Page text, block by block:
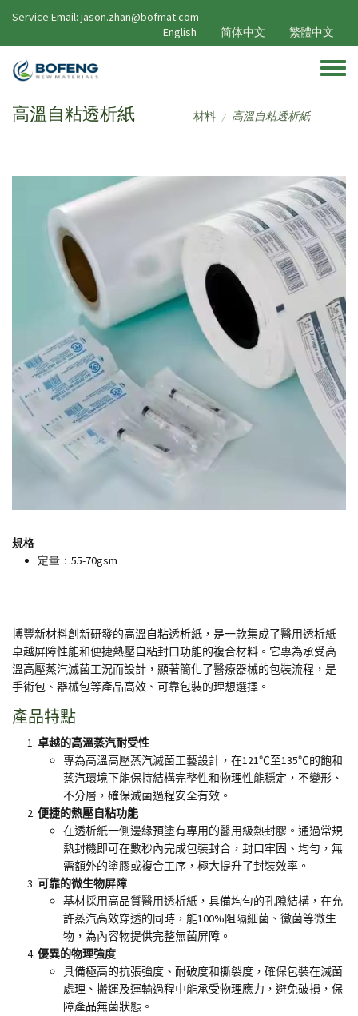
Service Email: jason.zhan@bofmat.com
English
简体中文 繁體中文
Toggle
高溫自粘透析紙 材料 / 高溫自粘透析紙
規格
定量：55-70gsm
博豐新材料創新研發的高溫自粘透析紙，是一款集成了醫用透析紙
卓越屏障性能和便捷熱壓自粘封口功能的複合材料。它專為承受高
溫高壓蒸汽滅菌工況而設計，顯著簡化了醫療器械的包裝流程，是
手術包、器械包等產品高效、可靠包裝的理想選擇。
產品特點
卓越的高溫蒸汽耐受性
專為高溫高壓蒸汽滅菌工藝設計，在121℃至135℃的飽和
蒸汽環境下能保持結構完整性和物理性能穩定，不變形、
不分層，確保滅菌過程安全有效。
便捷的熱壓自粘功能
在透析紙一側邊緣預塗有專用的醫用級熱封膠。通過常規
熱封機即可在數秒內完成包裝封合，封口牢固、均勻，無
需額外的塗膠或複合工序，極大提升了封裝效率。
可靠的微生物屏障
基材採用高品質醫用透析紙，具備均勻的孔隙結構，在允
許蒸汽高效穿透的同時，能100%阻隔細菌、黴菌等微生
物，為內容物提供完整無菌屏障。
優異的物理強度
具備極高的抗張強度、耐破度和撕裂度，確保包裝在滅菌
處理、搬運及運輸過程中能承受物理應力，避免破損，保
障產品無菌狀態。